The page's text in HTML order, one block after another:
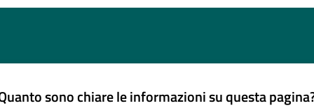
sono chiare le informazioni su questa